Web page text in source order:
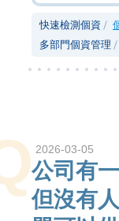
快速檢測個資
多部門個資管理
2026-03-05
公司有
但沒有